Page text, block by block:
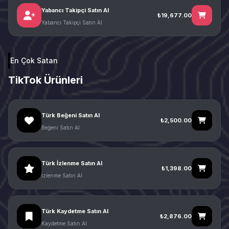
Yabancı Takipçi Satın Al
Yabancı Takipçi Satın Al
₺19,677.00
En Çok Satan
TikTok Ürünleri
Türk Beğeni Satın Al
Beğeni Satın Al
₺2,500.00
Türk İzlenme Satın Al
İzlenme Satın Al
₺1,398.00
Türk Kaydetme Satın Al
Kaydetme Satın Al
₺2,876.00